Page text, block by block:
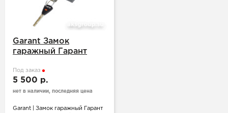
Garant Замок
гаражный Гарант
Под заказ
5 500 р.
нет в наличии, последняя цена
Garant | Замок гаражный Гарант